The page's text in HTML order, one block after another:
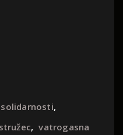
,
, vatrogasna